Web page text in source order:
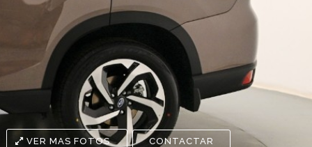
VER MAS FOTOS CONTACTAR